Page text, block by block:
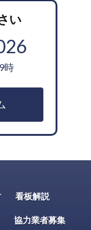
い
時
看板解説
協力業者募集